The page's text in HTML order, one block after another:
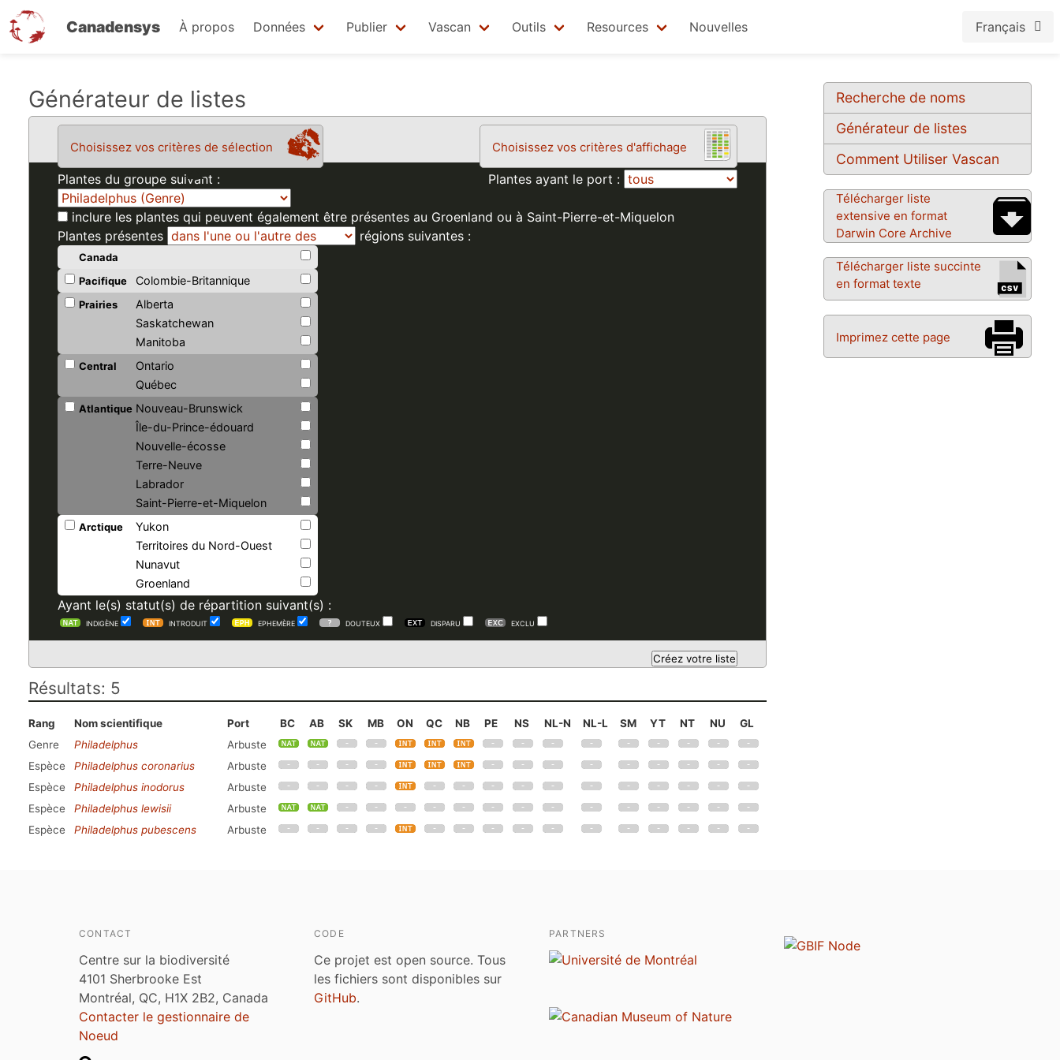
Canadensys À propos Données Publier Vascan Outils Resources Nouvelles Français
Recherche de noms
Générateur de listes
Comment Utiliser Vascan
Télécharger liste
extensive en format
Darwin Core Archive
Télécharger liste succinte
en format texte
Imprimez cette page
Générateur de listes
Choisissez vos critères de sélection Choisissez vos critères d'affichage
Plantes ayant le port :
Plantes du groupe suivant :
inclure les plantes qui peuvent également être présentes au Groenland ou à Saint-Pierre-et-Miquelon
Plantes présentes
régions suivantes :
Canada
Pacifique
Colombie-Britannique
Prairies
Alberta
Saskatchewan
Manitoba
Central
Ontario
Québec
Atlantique Nouveau-Brunswick
Île-du-Prince-édouard
Nouvelle-écosse
Terre-Neuve
Labrador
Saint-Pierre-et-Miquelon
Arctique
Yukon
Territoires du Nord-Ouest
Nunavut
Groenland
Ayant le(s) statut(s) de répartition suivant(s) :
INDIGÈNE INTRODUIT EPHEMÈRE DOUTEUX DISPARU EXCLU
Résultats: 5
Rang Nom scientifique Port BC AB SK MB ON QC NB PE NS NL-N NL-L SM YT NT NU
GL
Genre
Philadelphus
Arbuste
Espèce
Philadelphus coronarius
Arbuste
Espèce
Philadelphus inodorus
Arbuste
Espèce
Philadelphus lewisii
Arbuste
Espèce
Philadelphus pubescens Arbuste
CONTACT
Centre sur la biodiversité
4101 Sherbrooke Est
Montréal, QC, H1X 2B2, Canada
Contacter le gestionnaire de
Noeud
CODE
Ce projet est open source. Tous
les fichiers sont disponibles sur
GitHub.
PARTNERS